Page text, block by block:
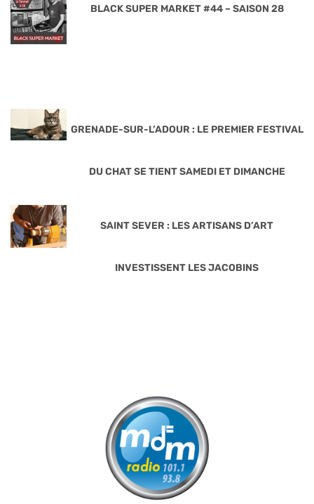
BLACK SUPER MARKET #44 – SAISON 28
GRENADE-SUR-L’ADOUR : LE PREMIER FESTIVAL
DU CHAT SE TIENT SAMEDI ET DIMANCHE
SAINT SEVER : LES ARTISANS D’ART
INVESTISSENT LES JACOBINS